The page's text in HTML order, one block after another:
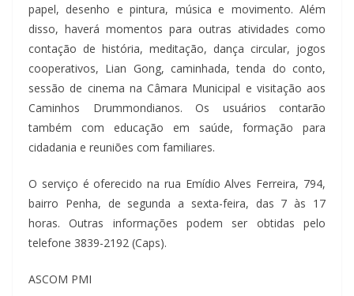
papel, desenho e pintura, música e movimento. Além
disso, haverá momentos para outras atividades como
contação de história, meditação, dança circular, jogos
cooperativos, Lian Gong, caminhada, tenda do conto,
sessão de cinema na Câmara Municipal e visitação aos
Caminhos Drummondianos. Os usuários contarão
também com educação em saúde, formação para
cidadania e reuniões com familiares.
O serviço é oferecido na rua Emídio Alves Ferreira, 794,
bairro Penha, de segunda a sexta-feira, das 7 às 17
horas. Outras informações podem ser obtidas pelo
telefone 3839-2192 (Caps).
ASCOM PMI